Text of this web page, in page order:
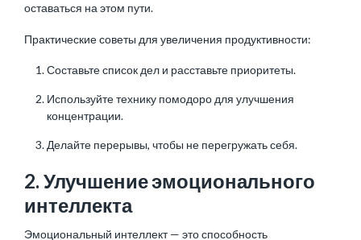
оставаться на этом пути.
Практические советы для увеличения продуктивности:
Составьте список дел и расставьте приоритеты.
Используйте технику помодоро для улучшения
концентрации.
Делайте перерывы, чтобы не перегружать себя.
2. Улучшение эмоционального
интеллекта
Эмоциональный интеллект — это способность